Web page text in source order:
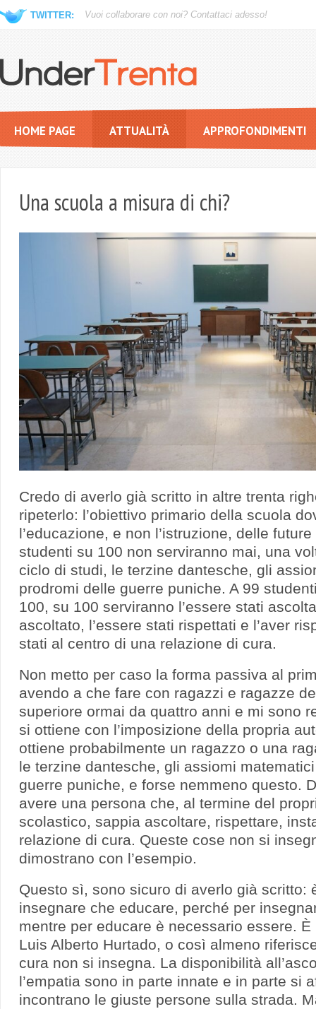
HOME PAGE ATTUALITÀ APPROFONDIMENTI
Una scuola a misura di chi?
Credo di averlo già scritto in altre trenta
ripeterlo: l’obiettivo primario della scuola
l’educazione, e non l’istruzione, delle
studenti su 100 non serviranno mai, una
ciclo di studi, le terzine dantesche, gli
prodromi delle guerre puniche. A 99
100, su 100 serviranno l’essere stati
ascoltato, l’essere stati rispettati e l’aver
stati al centro di una relazione di cura.
Non metto per caso la forma passiva al
avendo a che fare con ragazzi e ragazze
superiore ormai da quattro anni e mi sono
si ottiene con l’imposizione della propria
ottiene probabilmente un ragazzo o una
le terzine dantesche, gli assiomi
guerre puniche, e forse nemmeno questo.
avere una persona che, al termine del
scolastico, sappia ascoltare, rispettare,
relazione di cura. Queste cose non si
dimostrano con l’esempio.
Questo sì, sono sicuro di averlo già scritto:
insegnare che educare, perché per
mentre per educare è necessario essere.
Luis Alberto Hurtado, o così almeno
cura non si insegna. La disponibilità
l’empatia sono in parte innate e in parte si
incontrano le giuste persone sulla strada.
TWITTER: Vuoi collaborare con noi? Contattaci adesso!